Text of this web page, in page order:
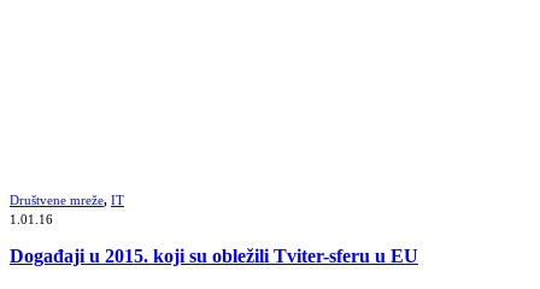
Društvene mreže, IT
1.01.16
Događaji u 2015. koji su obležili Tviter-sferu u EU